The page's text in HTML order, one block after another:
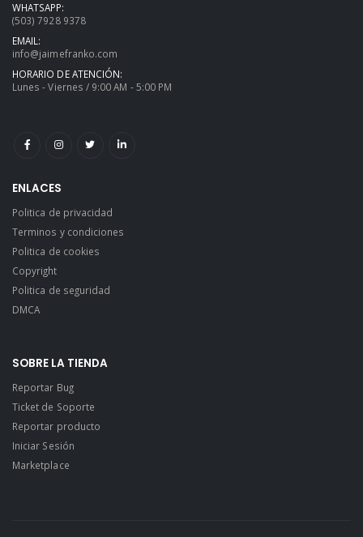
WHATSAPP:
(503) 7928 9378
EMAIL:
info@jaimefranko.com
HORARIO DE ATENCIÓN:
Lunes - Viernes / 9:00 AM - 5:00 PM
ENLACES
Politica de privacidad
Terminos y condiciones
Politica de cookies
Copyright
Politica de seguridad
DMCA
SOBRE LA TIENDA
Reportar Bug
Ticket de Soporte
Reportar producto
Iniciar Sesión
Marketplace